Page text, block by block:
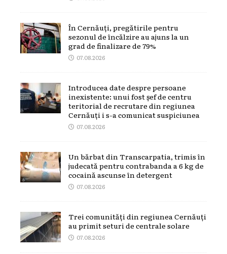
În Cernăuți, pregătirile pentru
sezonul de încălzire au ajuns la un
grad de finalizare de 79%
07.08.2026
Introducea date despre persoane
inexistente: unui fost șef de centru
teritorial de recrutare din regiunea
Cernăuți i s-a comunicat suspiciunea
07.08.2026
Un bărbat din Transcarpatia, trimis în
judecată pentru contrabanda a 6 kg de
cocaină ascunse în detergent
07.08.2026
Trei comunități din regiunea Cernăuți
au primit seturi de centrale solare
07.08.2026